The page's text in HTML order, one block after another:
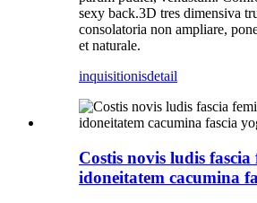
sexy back.3D tres dimensiva
consolatoria non ampliare,
et naturale.
inquisitionisdetail
Costis novis ludis
idoneitatem cacumina